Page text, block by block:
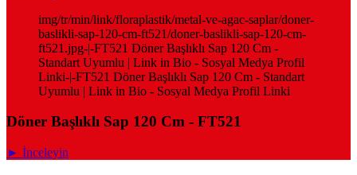
img/tr/min/link/floraplastik/metal-ve-agac-saplar/doner-
baslikli-sap-120-cm-ft521/doner-baslikli-sap-120-cm-
ft521.jpg-|-FT521 Döner Başlıklı Sap 120 Cm -
Standart Uyumlu | Link in Bio - Sosyal Medya Profil
Linki-|-FT521 Döner Başlıklı Sap 120 Cm - Standart
Uyumlu | Link in Bio - Sosyal Medya Profil Linki
Döner Başlıklı Sap 120 Cm - FT521
► İnceleyin